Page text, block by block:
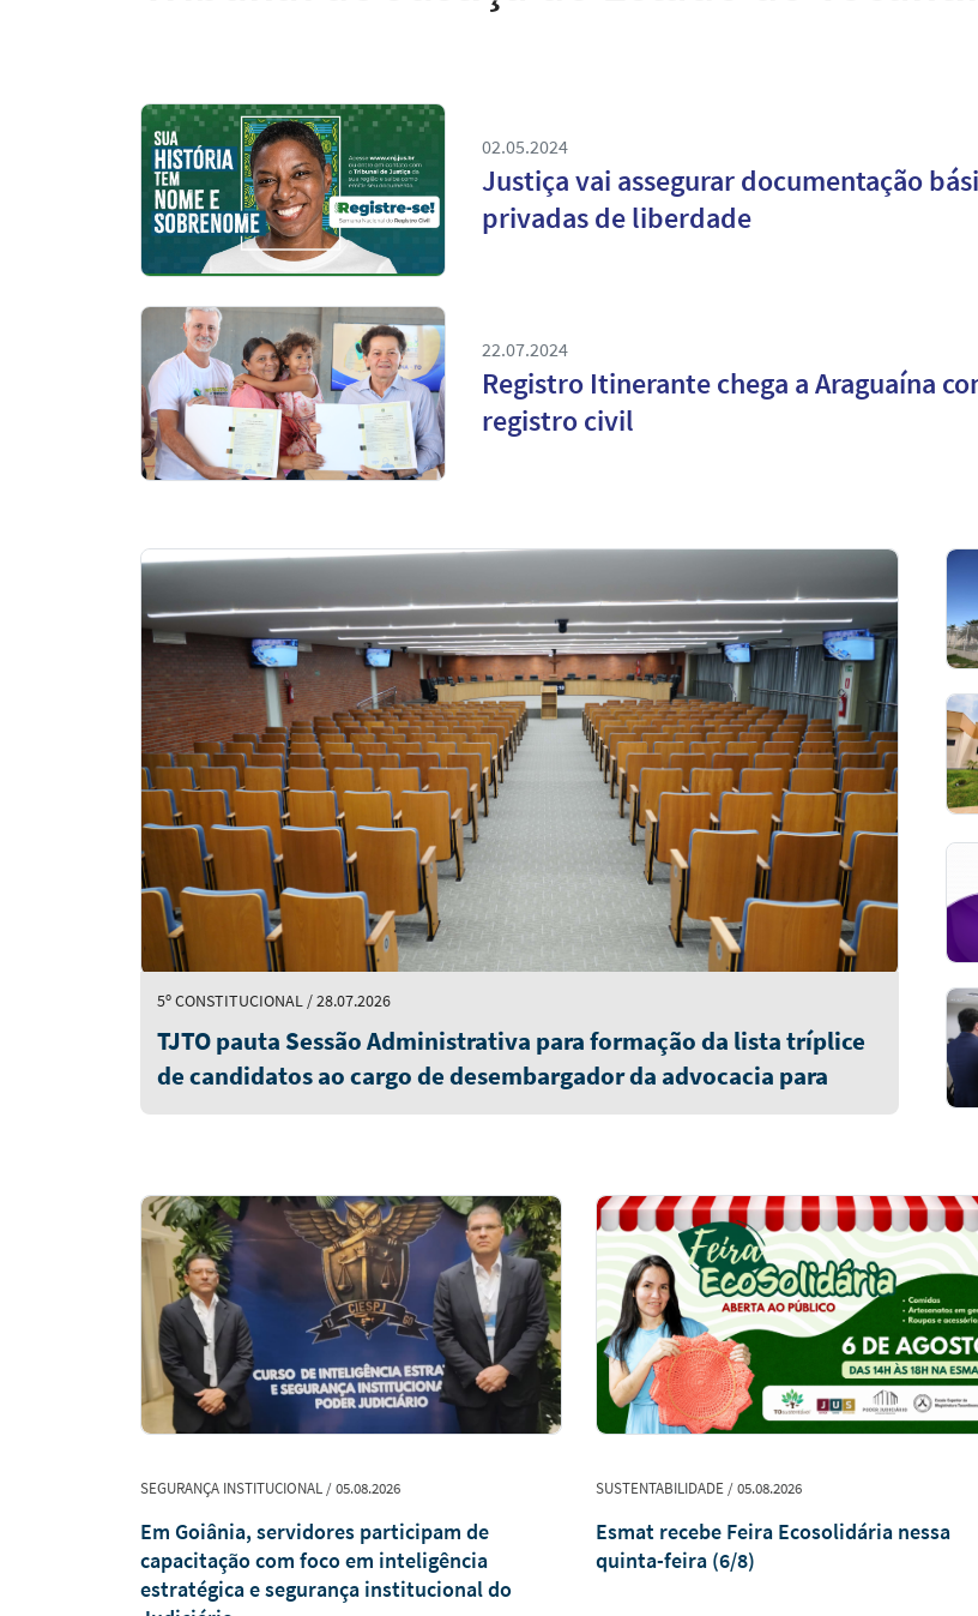
02.05.2024
Justiça vai assegurar documentação
privadas de liberdade
22.07.2024
Registro Itinerante chega a Araguaína
registro civil
Notícias
em
Destaque
5º CONSTITUCIONAL / 28.07.2026
TJTO pauta Sessão Administrativa para formação da lista tríplice
de candidatos ao cargo de desembargador da advocacia para
quinta-feira (6/8)
SEGURANÇA INSTITUCIONAL / 05.08.2026
Em Goiânia, servidores participam de
capacitação com foco em inteligência
estratégica e segurança institucional do
SUSTENTABILIDADE / 05.08.2026
Esmat recebe Feira Ecosolidária nessa
quinta-feira (6/8)